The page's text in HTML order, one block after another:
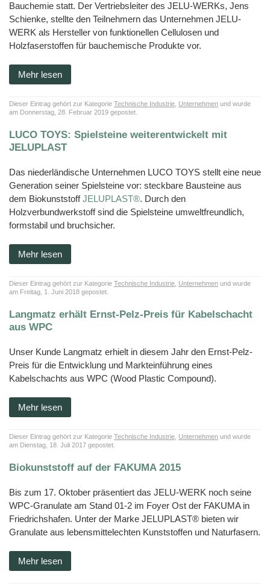
Bauchemie statt. Der Vertriebsleiter des JELU-WERKs, Jens
Schienke, stellte den Teilnehmern das Unternehmen JELU-
WERK als Hersteller von funktionellen Cellulosen und
Holzfaserstoffen für bauchemische Produkte vor.
Mehr lesen
Dieser Eintrag gehört zur Kategorie Technische Industrie Unternehmen und wurde
am Donnerstag, 28. Februar 2019 gepostet.
LUCO TOYS: Spielsteine weiterentwickelt mit
JELUPLAST
Das niederländische Unternehmen LUCO TOYS stellt eine neue
Generation seiner Spielsteine vor: steckbare Bausteine aus
dem BiokunststoffJELUPLAST®. Durch den
Holzverbundwerkstoff sind die Spielsteine umweltfreundlich,
formstabil und bruchsicher.
Mehr lesen
Dieser Eintrag gehört zur Kategorie Technische Industrie Unternehmen und wurde
am Freitag, 1. Juni 2018 gepostet.
Langmatz erhält Ernst-Pelz-Preis für Kabelschacht
aus WPC
Unser Kunde Langmatz erhielt in diesem Jahr den Ernst-Pelz-
Preis für die Entwicklung und Markteinführung eines
Kabelschachts aus WPC (Wood Plastic Compound).
Mehr lesen
Dieser Eintrag gehört zur Kategorie Technische Industrie Unternehmen und wurde
am Dienstag, 18. Juli 2017 gepostet.
Biokunststoff auf der FAKUMA 2015
Bis zum 17. Oktober präsentiert das JELU-WERK noch seine
WPC-Granulate am Stand 01-2 im Foyer Ost der FAKUMA in
Friedrichshafen. Unter der Marke JELUPLAST® bieten wir
Granulate aus lebensmittelechten Kunststoffen und Naturfasern.
Mehr lesen